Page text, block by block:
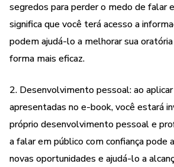
segredos para perder o medo de falar
significa que você terá acesso a
podem ajudá-lo a melhorar sua
forma mais eficaz.
2. Desenvolvimento pessoal: ao
apresentadas no e-book, você estará
próprio desenvolvimento pessoal e
a falar em público com confiança pode
novas oportunidades e ajudá-lo a